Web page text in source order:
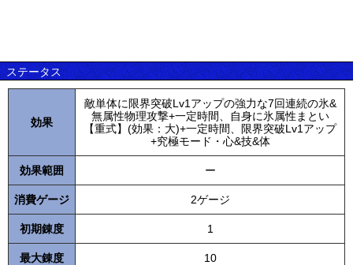
ステータス
効果
敵単体に限界突破Lv1アップの強力な7回連続の氷&
無属性物理攻撃+一定時間、自身に氷属性まとい
【重式】(効果：大)+一定時間、限界突破Lv1アップ
+究極モード・心&技&体
効果範囲 ー
消費ゲージ 2ゲージ
初期錬度 1
最大錬度 10